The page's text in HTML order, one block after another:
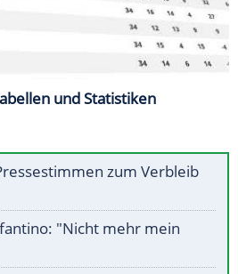
und Statistiken
zum Verbleib
"Nicht mehr mein